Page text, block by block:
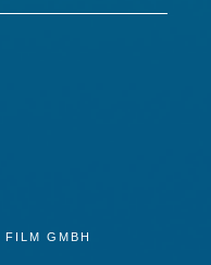
GMBH